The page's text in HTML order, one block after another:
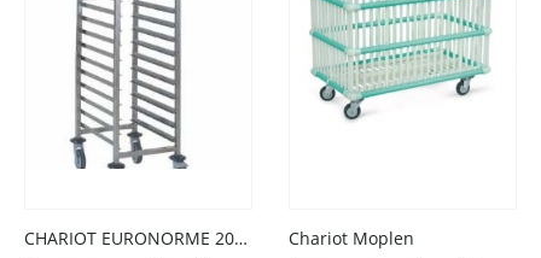
CHARIOT EURONORME 20N GN 1/1 Chariot Moplen